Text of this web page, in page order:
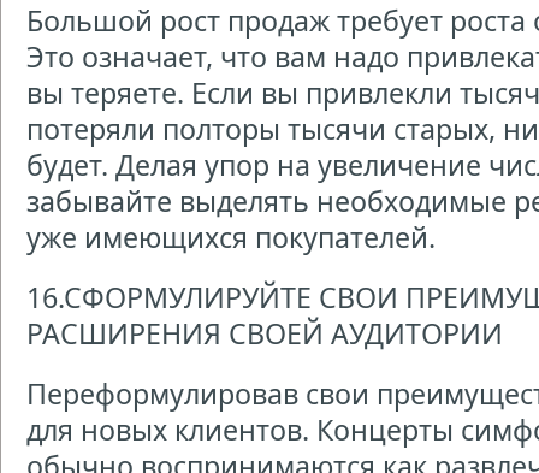
Большой рост продаж требует
Это означает, что вам надо
вы теряете. Если вы привлекли
потеряли полторы тысячи старых,
будет. Делая упор на увеличение
забывайте выделять необходимые
уже имеющихся покупателей.
16.СФОРМУЛИРУЙТЕ СВОИ
РАСШИРЕНИЯ СВОЕЙ АУДИТОРИИ
Переформулировав свои
для новых клиентов. Концерты